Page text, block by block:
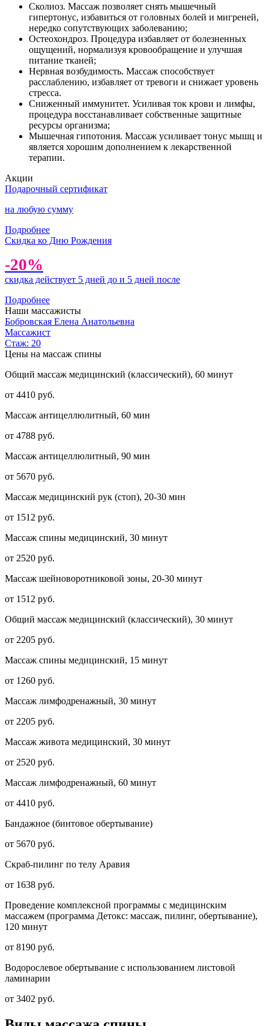
Сколиоз. Массаж позволяет снять мышечный
гипертонус, избавиться от головных болей и мигреней,
нередко сопутствующих заболеванию;
Остеохондроз. Процедура избавляет от болезненных
ощущений, нормализуя кровообращение и улучшая
питание тканей;
Нервная возбудимость. Массаж способствует
расслаблению, избавляет от тревоги и снижает уровень
стресса.
Сниженный иммунитет. Усиливая ток крови и лимфы,
процедура восстанавливает собственные защитные
ресурсы организма;
Мышечная гипотония. Массаж усиливает тонус мышц и
является хорошим дополнением к лекарственной
терапии.
Акции
Подарочный сертификат
на любую сумму
Подробнее
Скидка ко Дню Рождения
-20%
скидка действует 5 дней до и 5 дней после
Подробнее
Наши массажисты
Бобровская Елена Анатольевна
Массажист
Стаж: 20
Цены на массаж спины
Общий массаж медицинский (классический), 60 минут
от 4410 руб.
Массаж антицеллюлитный, 60 мин
от 4788 руб.
Массаж антицеллюлитный, 90 мин
от 5670 руб.
Массаж медицинский рук (стоп), 20-30 мин
от 1512 руб.
Массаж спины медицинский, 30 минут
от 2520 руб.
Массаж шейноворотниковой зоны, 20-30 минут
от 1512 руб.
Общий массаж медицинский (классический), 30 минут
от 2205 руб.
Массаж спины медицинский, 15 минут
от 1260 руб.
Массаж лимфодренажный, 30 минут
от 2205 руб.
Массаж живота медицинский, 30 минут
от 2520 руб.
Массаж лимфодренажный, 60 минут
от 4410 руб.
Бандажное (бинтовое обертывание)
от 5670 руб.
Скраб-пилинг по телу Аравия
от 1638 руб.
Проведение комплексной программы с медицинским
массажем (программа Детокс: массаж, пилинг, обертывание),
120 минут
от 8190 руб.
Водорослевое обертывание с использованием листовой
ламинарии
от 3402 руб.